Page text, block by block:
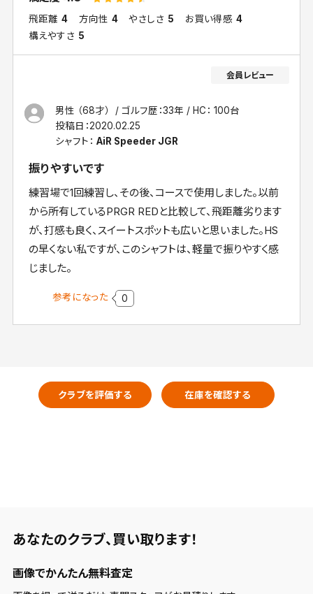
飛距離 4 方向性 4 やさしさ 5 お買い得感 4
構えやすさ 5
男性 （68才） ゴルフ歴：33年
HC： 100台
投稿日：2020.02.25
シャフト： AiR Speeder JGR
振りやすいです
練習場で1回練習し、その後、コースで使用しました。以前
から所有しているPRGR REDと比較して、飛距離劣ります
が、打感も良く、スイートスポットも広いと思いました。HS
の早くない私ですが、このシャフトは、軽量で振りやすく感
じました。
参考になった 0
クラブを評価する 在庫を確認する
あなたのクラブ、 買い取ります！
画像でかんたん無料査定